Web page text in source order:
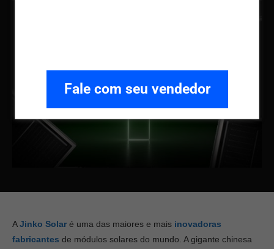
Fale com seu vendedor
AJinko Solar é uma das maiores e mais inovadoras
fabricantes de módulos solares do mundo. A gigante chinesa